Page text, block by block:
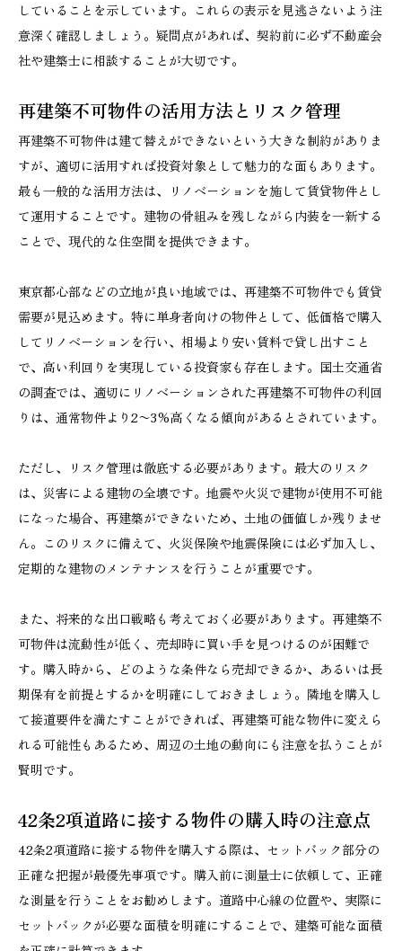
していることを示しています。これらの表示を見逃さないよう注
意深く確認しましょう。疑問点があれば、契約前に必ず不動産会
社や建築士に相談することが大切です。
再建築不可物件の活用方法とリスク管理
再建築不可物件は建て替えができないという大きな制約がありま
すが、適切に活用すれば投資対象として魅力的な面もあります。
最も一般的な活用方法は、リノベーションを施して賃貸物件とし
て運用することです。建物の骨組みを残しながら内装を一新する
ことで、現代的な住空間を提供できます。
東京都心部などの立地が良い地域では、再建築不可物件でも賃貸
需要が見込めます。特に単身者向けの物件として、低価格で購入
してリノベーションを行い、相場より安い賃料で貸し出すこと
で、高い利回りを実現している投資家も存在します。国土交通省
の調査では、適切にリノベーションされた再建築不可物件の利回
りは、通常物件より2〜3%高くなる傾向があるとされています。
ただし、リスク管理は徹底する必要があります。最大のリスク
は、災害による建物の全壊です。地震や火災で建物が使用不可能
になった場合、再建築ができないため、土地の価値しか残りませ
ん。このリスクに備えて、火災保険や地震保険には必ず加入し、
定期的な建物のメンテナンスを行うことが重要です。
また、将来的な出口戦略も考えておく必要があります。再建築不
可物件は流動性が低く、売却時に買い手を見つけるのが困難で
す。購入時から、どのような条件なら売却できるか、あるいは長
期保有を前提とするかを明確にしておきましょう。隣地を購入し
て接道要件を満たすことができれば、再建築可能な物件に変えら
れる可能性もあるため、周辺の土地の動向にも注意を払うことが
賢明です。
42条2項道路に接する物件の購入時の注意点
42条2項道路に接する物件を購入する際は、セットバック部分の
正確な把握が最優先事項です。購入前に測量士に依頼して、正確
な測量を行うことをお勧めします。道路中心線の位置や、実際に
セットバックが必要な面積を明確にすることで、建築可能な面積